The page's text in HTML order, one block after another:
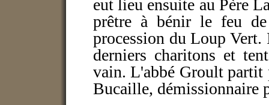
eut lieu ensuite au Père
prêtre à bénir le feu
procession du Loup
derniers charitons et
vain. L'abbé Groultpartit
Bucaille, démissionnaire